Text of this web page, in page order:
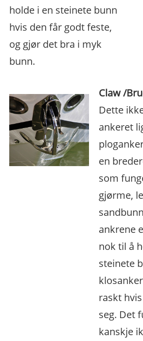
holde i en steinete bunn
hvis den får godt feste,
og gjør det bra i myk
bunn.
Claw /
Dette
ankeret
en
som
gjørme,
ankrene
nok til å
steinete
raskt
seg. Det
kanskje